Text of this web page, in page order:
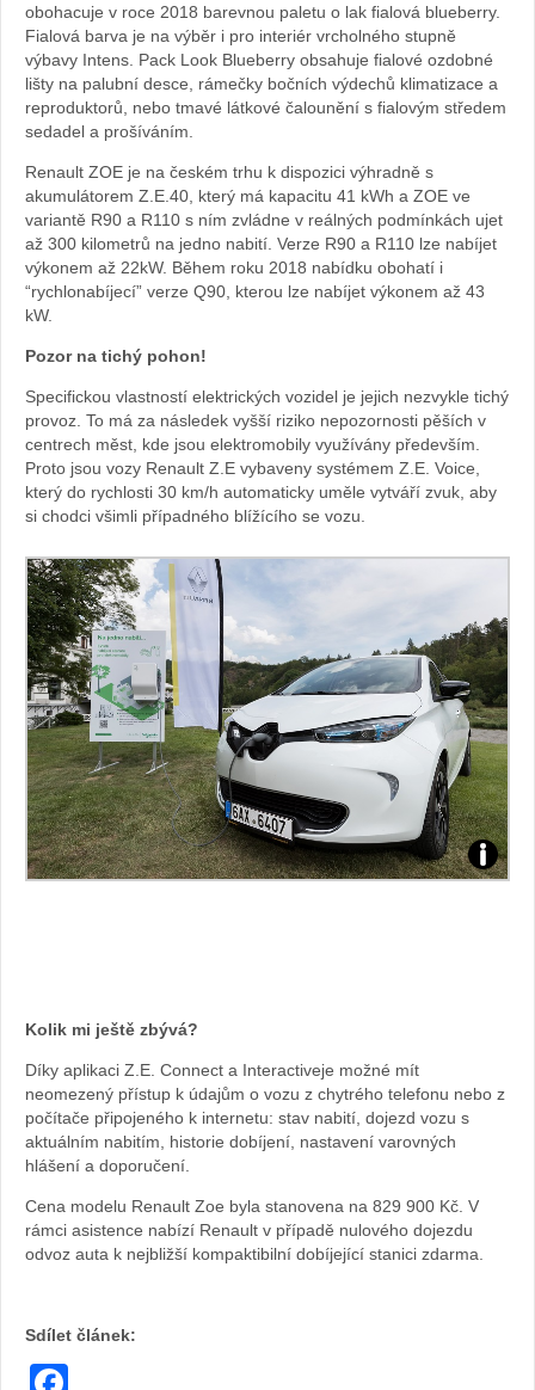
Renault
obohacuje v roce 2018 barevnou paletu o lak fialová blueberry.
Fialová barva je na výběr i pro interiér vrcholného stupně
výbavy Intens. Pack Look Blueberry obsahuje fialové ozdobné
lišty na palubní desce, rámečky bočních výdechů klimatizace a
reproduktorů, nebo tmavé látkové čalounění s fialovým středem
sedadel a prošíváním.
Renault ZOE je na českém trhu k dispozici výhradně s
akumulátorem Z.E.40, který má kapacitu 41 kWh a ZOE ve
variantě R90 a R110 s ním zvládne v reálných podmínkách ujet
až 300 kilometrů na jedno nabití. Verze R90 a R110 lze nabíjet
výkonem až 22kW. Během roku 2018 nabídku obohatí i
“rychlonabíjecí” verze Q90, kterou lze nabíjet výkonem až 43
kW.
Pozor na tichý pohon!
Specifickou vlastností elektrických vozidel je jejich nezvykle tichý
provoz. To má za následek vyšší riziko nepozornosti pěších v
centrech měst, kde jsou elektromobily využívány především.
Proto jsou vozy Renault Z.E vybaveny systémem Z.E. Voice,
který do rychlosti 30 km/h automaticky uměle vytváří zvuk, aby
si chodci všimli případného blížícího se vozu.
Zdroj:
Kolik mi ještě zbývá?
Díky aplikaci Z.E. Connect a Interactiveje možné mít
neomezený přístup k údajům o vozu z chytrého telefonu nebo z
počítače připojeného k internetu: stav nabití, dojezd vozu s
aktuálním nabitím, historie dobíjení, nastavení varovných
hlášení a doporučení.
Cena modelu Renault Zoe byla stanovena na 829 900 Kč. V
rámci asistence nabízí Renault v případě nulového dojezdu
odvoz auta k nejbližší kompaktibilní dobíjející stanici zdarma.
Sdílet článek: